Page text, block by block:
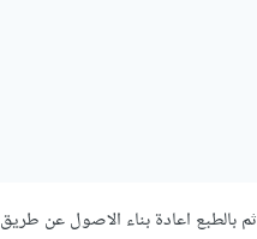
ثم بالطبع اعادة بناء الاصول عن طريق npm run dev.